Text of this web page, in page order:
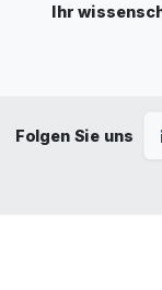
Ihr
Folgen Sie uns